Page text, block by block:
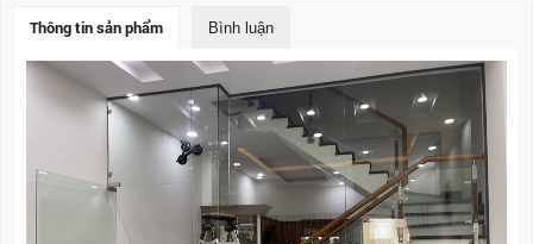
Thông tin sản phẩm Bình luận